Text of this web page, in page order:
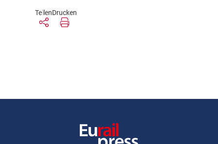
TeilenDrucken